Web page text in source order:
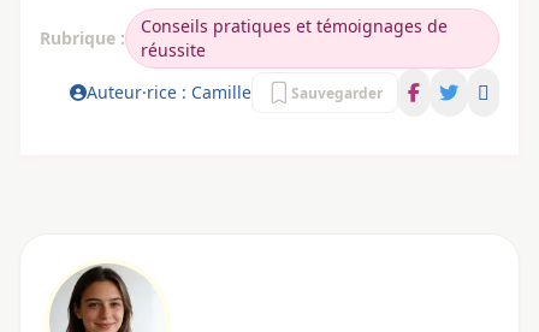
Rubrique :
Conseils pratiques et témoignages de
réussite
Auteur·rice : Camille
Sauvegarder